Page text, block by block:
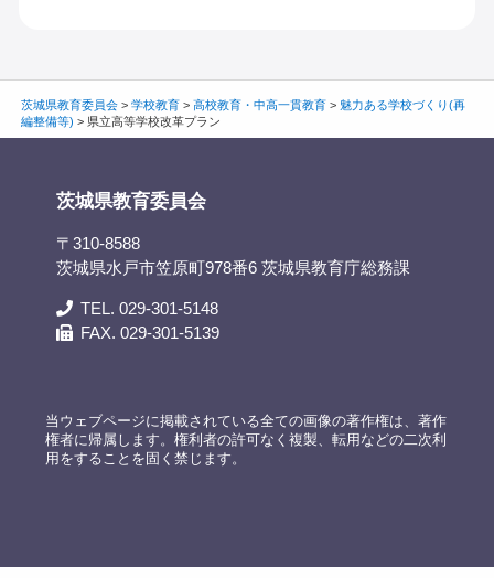
茨城県教育委員会> 学校教育> 高校教育・中高一貫教育> 魅力ある学校づくり(再
編整備等) > 県立高等学校改革プラン
茨城県教育委員会
〒310-8588
茨城県水戸市笠原町978番6 茨城県教育庁総務課
TEL. 029-301-5148
FAX. 029-301-5139
当ウェブページに掲載されている全ての画像の著作権は、著作
権者に帰属します。権利者の許可なく複製、転用などの二次利
用をすることを固く禁じます。